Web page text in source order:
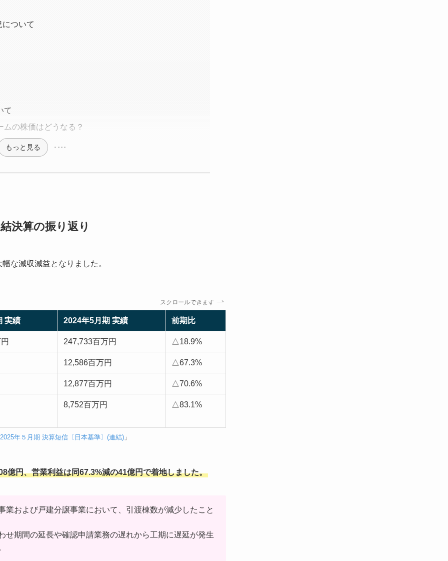
ついて
て
の株価はどうなる？
もっと見る
決算の振り返り
な減収減益となりました。
スクロールできます
実績 2024年5月期 実績 前期比
247,733百万円 △18.9%
12,586百万円 △67.3%
12,877百万円 △70.6%
8,752百万円 △83.1%
2025年５月期 決算短信〔日本基準〕(連結) 」
億円、営業利益は同67.3%減の41億円で着地しました。
業および戸建分譲事業において、引渡棟数が減少したこと
せ期間の延長や確認申請業務の遅れから工期に遅延が発生